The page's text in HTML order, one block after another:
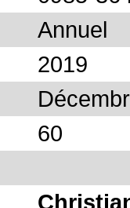
Annuel
2019
60